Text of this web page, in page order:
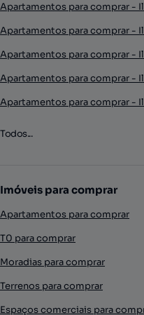
Apartamentos para comprar -
Apartamentos para comprar -
Apartamentos para comprar -
Apartamentos para comprar -
Apartamentos para comprar -
Todos...
Imóveis para comprar
Apartamentos para comprar
T0 para comprar
Moradias para comprar
Terrenos para comprar
Espaços comerciais para